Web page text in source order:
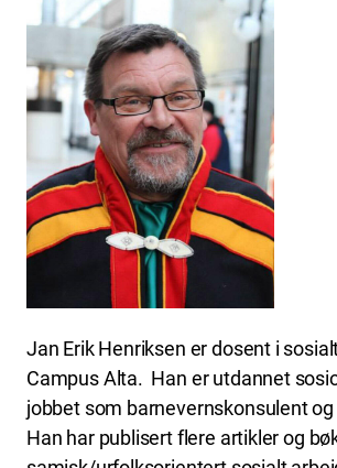
Jan Erik Henriksen er dosent i
Campus Alta. Han er utdannet
jobbet som barnevernskonsulent
Han har publisert flere artikler og